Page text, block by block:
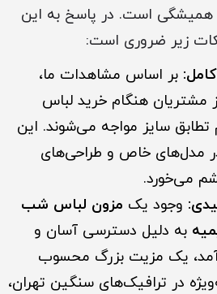
همیشگی است. در پاسخ به این
زیر ضروری است:
بر اساس مشاهدات ما،
مشتریان هنگام خرید لباس
سایز مواجه می‌شوند. این
خاص و طراحی‌های
می‌خورد.
وجود یک مزون لباس شب
به دلیل دسترسی آسان و
یک مزیت بزرگ محسوب
در ترافیک‌های سنگین تهران،